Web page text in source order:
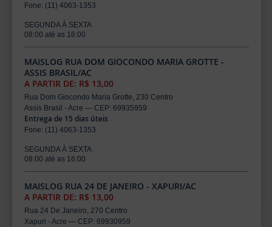
Fone: (11) 4063-1353
SEGUNDA À SEXTA
08:00 até as 16:00
MAISLOG RUA DOM GIOCONDO MARIA GROTTE -
ASSIS BRASIL/AC
A PARTIR DE: R$ 13,00
Rua Dom Giocondo Maria Grotte, 230 Centro
Assis Brasil - Acre — CEP: 69935959
Entrega de 15 dias úteis
Fone: (11) 4063-1353
SEGUNDA À SEXTA
08:00 até as 16:00
MAISLOG RUA 24 DE JANEIRO - XAPURI/AC
A PARTIR DE: R$ 13,00
Rua 24 De Janeiro, 270 Centro
Xapuri - Acre — CEP: 69930959